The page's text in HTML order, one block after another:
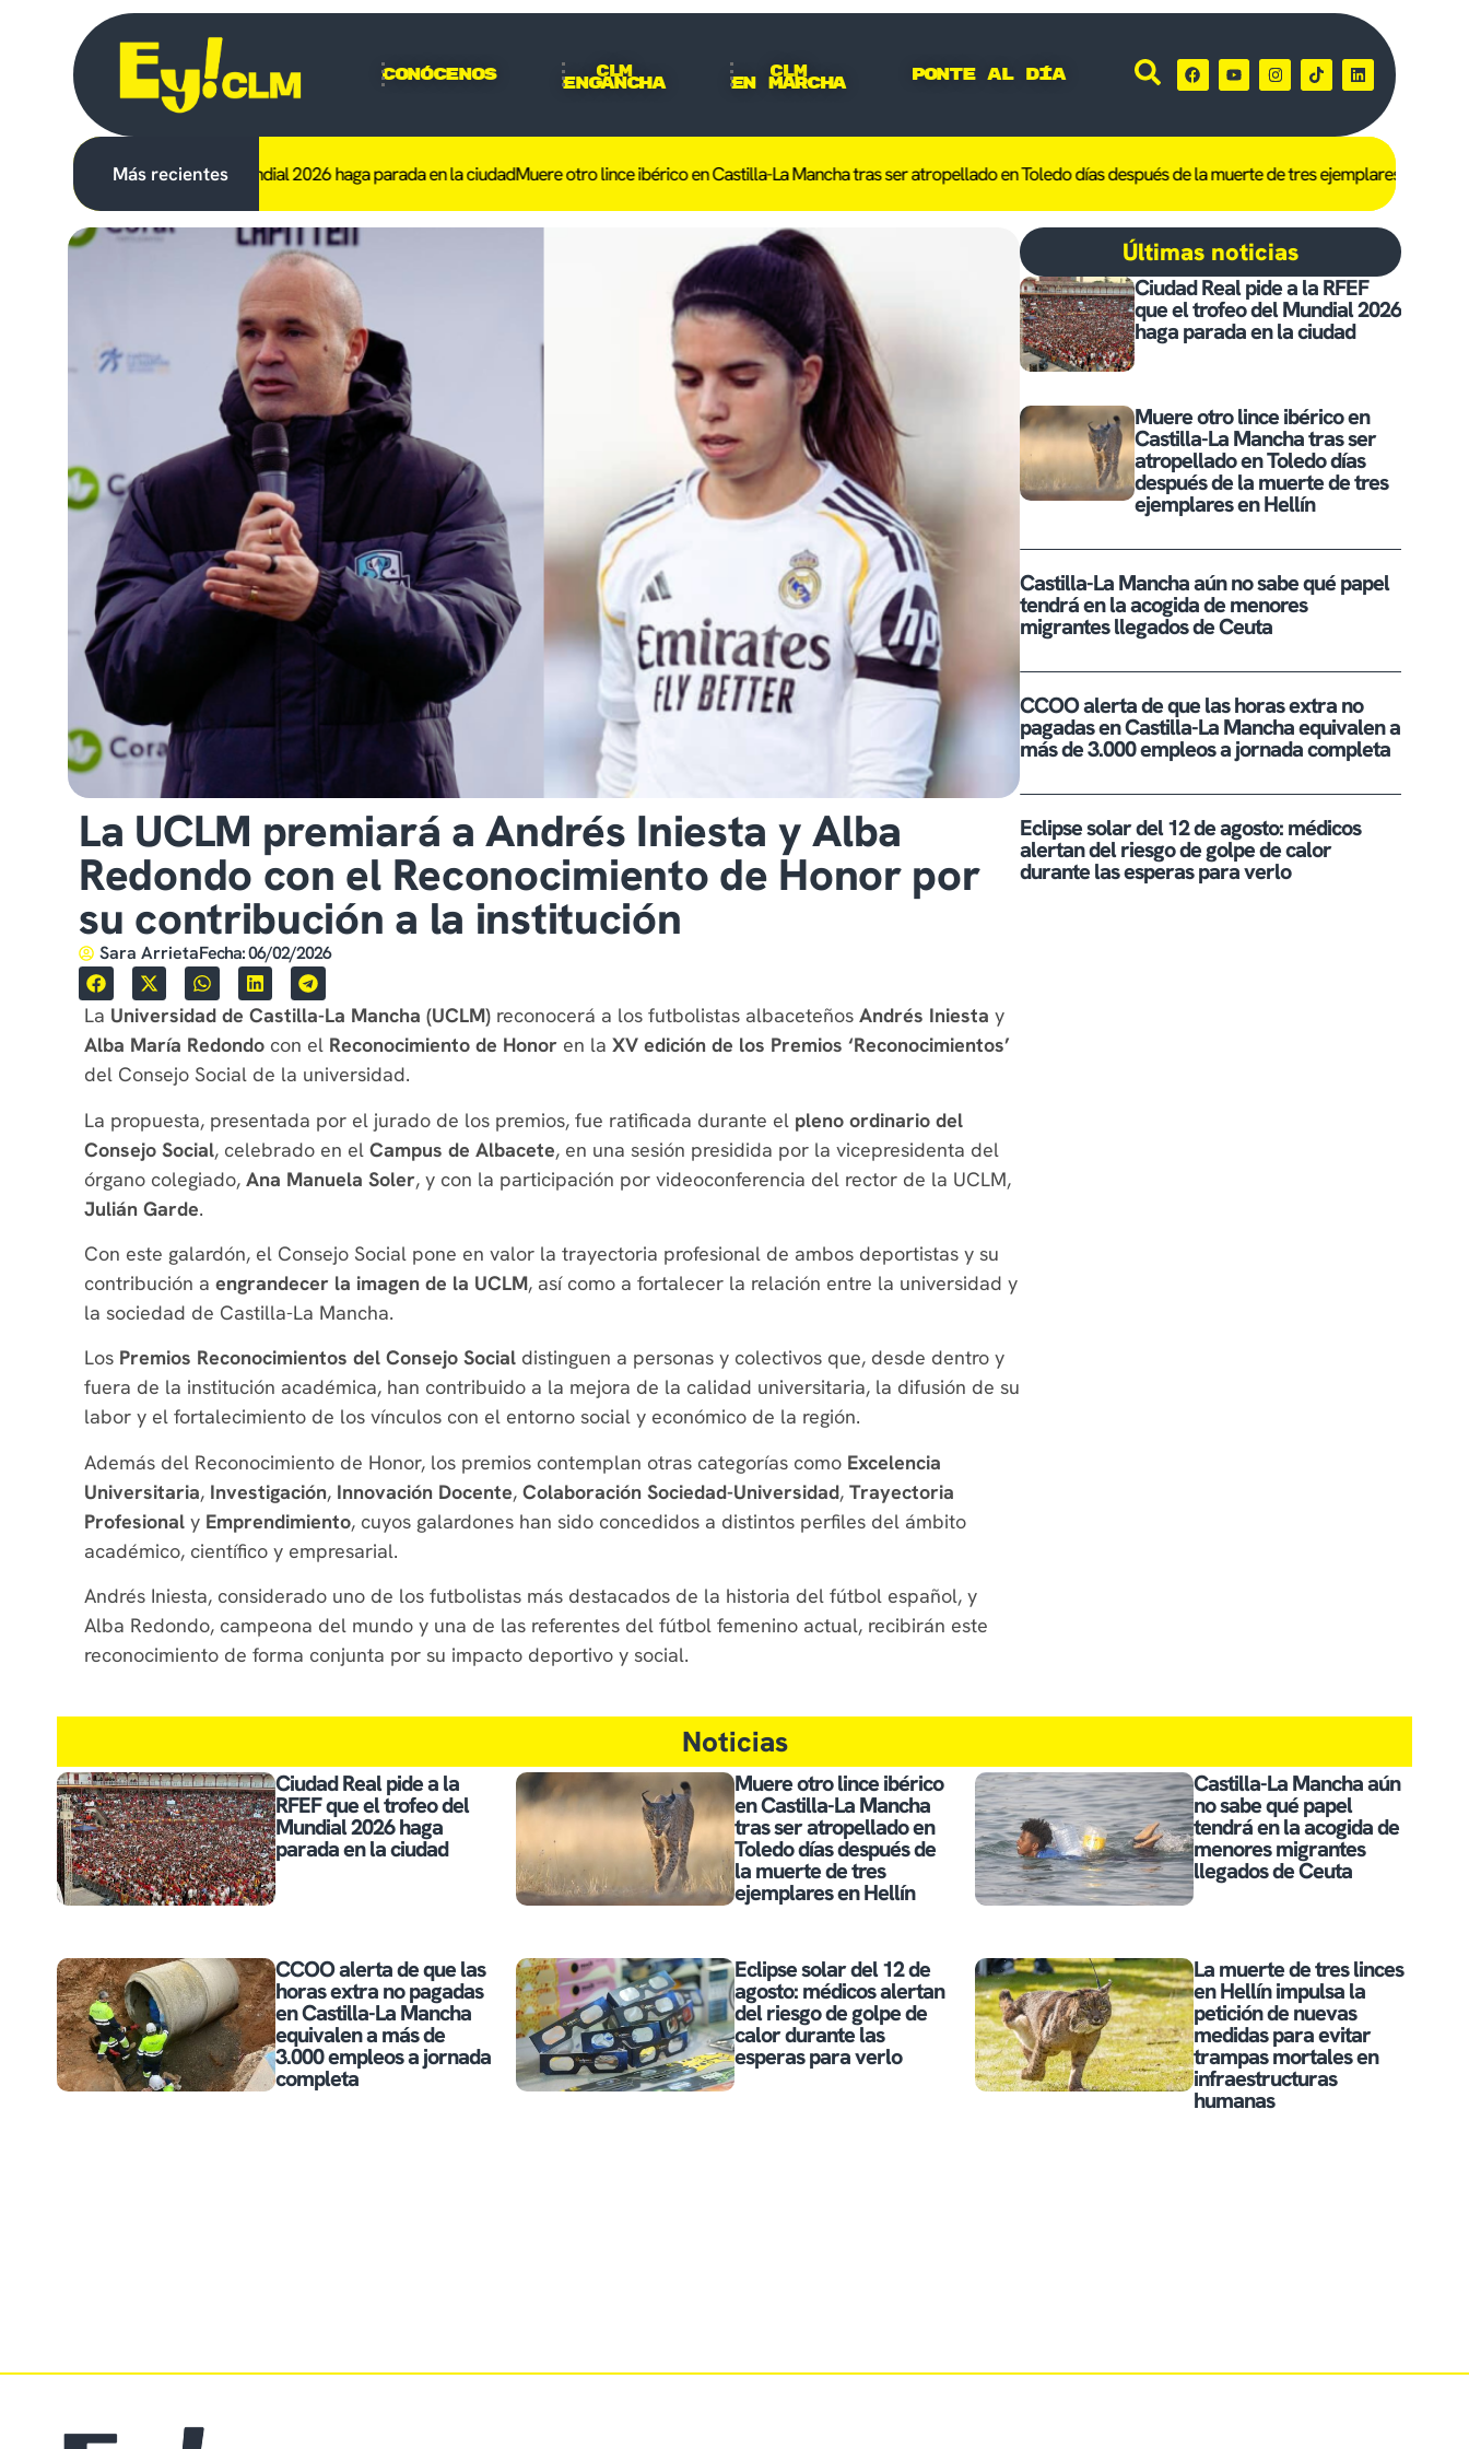
Conócenos CLM
Engancha
CLM
En Marcha Ponte al día
Más recientes
RFEF que el trofeo del Mundial 2026 haga parada en la ciudadMuere otro lince ibérico en Castilla-La Mancha tras ser atropellado en Toledo días después de la muerte de tres ejemplares en Hellín
La UCLM premiará a Andrés Iniesta y Alba
Redondo con el Reconocimiento de Honor por
su contribución a la institución
Sara ArrietaFecha:06/02/2026
La Universidad de Castilla-La Mancha (UCLM) reconocerá a los futbolistas albaceteños Andrés Iniesta y
Alba María Redondo con el Reconocimiento de Honor en la XV edición de los Premios ‘Reconocimientos’
del Consejo Social de la universidad.
La propuesta, presentada por el jurado de los premios, fue ratificada durante el pleno ordinario del
Consejo Social, celebrado en el Campus de Albacete, en una sesión presidida por la vicepresidenta del
órgano colegiado, Ana Manuela Soler, y con la participación por videoconferencia del rector de la UCLM,
Julián Garde.
Con este galardón, el Consejo Social pone en valor la trayectoria profesional de ambos deportistas y su
contribución a engrandecer la imagen de la UCLM, así como a fortalecer la relación entre la universidad y
la sociedad de Castilla-La Mancha.
Los Premios Reconocimientos del Consejo Social distinguen a personas y colectivos que, desde dentro y
fuera de la institución académica, han contribuido a la mejora de la calidad universitaria, la difusión de su
labor y el fortalecimiento de los vínculos con el entorno social y económico de la región.
Además del Reconocimiento de Honor, los premios contemplan otras categorías como Excelencia
Universitaria, Investigación, Innovación Docente, Colaboración Sociedad-Universidad, Trayectoria
Profesional y Emprendimiento, cuyos galardones han sido concedidos a distintos perfiles del ámbito
académico, científico y empresarial.
Andrés Iniesta, considerado uno de los futbolistas más destacados de la historia del fútbol español, y
Alba Redondo, campeona del mundo y una de las referentes del fútbol femenino actual, recibirán este
reconocimiento de forma conjunta por su impacto deportivo y social.
Últimas noticias
Ciudad Real pide a la RFEF
que el trofeo del Mundial 2026
haga parada en la ciudad
Muere otro lince ibérico en
Castilla-La Mancha tras ser
atropellado en Toledo días
después de la muerte de tres
ejemplares en Hellín
Castilla-La Mancha aún no sabe qué papel
tendrá en la acogida de menores
migrantes llegados de Ceuta
CCOO alerta de que las horas extra no
pagadas en Castilla-La Mancha equivalen a
más de 3.000 empleos a jornada completa
Eclipse solar del 12 de agosto: médicos
alertan del riesgo de golpe de calor
durante las esperas para verlo
Noticias
Ciudad Real pide a la
RFEF que el trofeo del
Mundial 2026 haga
parada en la ciudad
Muere otro lince ibérico
en Castilla-La Mancha
tras ser atropellado en
Toledo días después de
la muerte de tres
ejemplares en Hellín
Castilla-La Mancha aún
no sabe qué papel
tendrá en la acogida de
menores migrantes
llegados de Ceuta
CCOO alerta de que las
horas extra no pagadas
en Castilla-La Mancha
equivalen a más de
3.000 empleos a jornada
completa
Eclipse solar del 12 de
agosto: médicos alertan
del riesgo de golpe de
calor durante las
esperas para verlo
La muerte de tres linces
en Hellín impulsa la
petición de nuevas
medidas para evitar
trampas mortales en
infraestructuras
humanas